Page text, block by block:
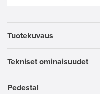
Tuotekuvaus
Tekniset ominaisuudet
Pedestal